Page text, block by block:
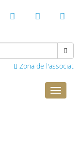
Zona de l'associat
Lloret